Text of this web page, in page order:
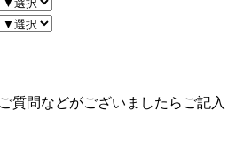
ご質問などがございましたらご記入